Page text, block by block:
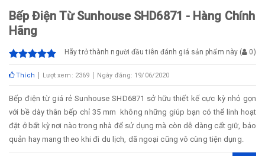
Bếp Điện Từ Sunhouse SHD6871 - Hàng Chính
Hãng
Hãy trở thành người đầu tiên đánh giá sản phẩm này ( 0)
Thích Lượt xem: 2369 Ngày đăng: 19/06/2020
Bếp điện từ giá rẻ Sunhouse SHD6871 sở hữu thiết kế cực kỳ nhỏ gọn
với bề dày thân bếp chỉ 35 mm không những giúp bạn có thể linh hoạt
đặt ở bất kỳ nơi nào trong nhà để sử dụng mà còn dễ dàng cất giữ, bảo
quản hay mang theo khi đi du lịch, dã ngoại cũng vô cùng tiện dụng.